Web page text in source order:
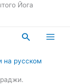
Йога
Поиск
на русском